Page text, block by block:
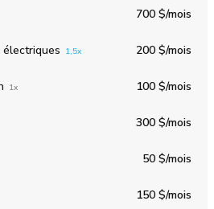
700 $/mois
électriques 1,5x 200 $/mois
1x 100 $/mois
300 $/mois
50 $/mois
150 $/mois